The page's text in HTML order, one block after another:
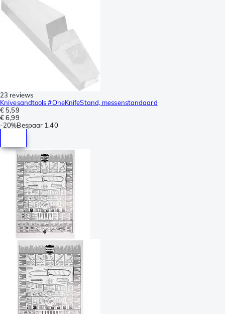
23 reviews
Knivesandtools #OneKnifeStand, messenstandaard
€ 5,59
€ 6,99
-20%Bespaar 1,40